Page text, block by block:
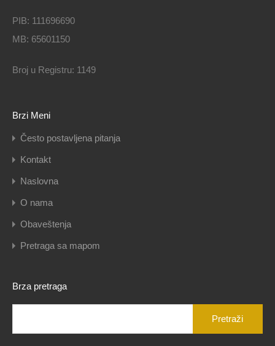
PIB: 111696690
MB: 65601150
Broj u Registru: 1149
Brzi Meni
Često postavljena pitanja
Kontakt
Naslovna
O nama
Obaveštenja
Pretraga sa mapom
Brza pretraga